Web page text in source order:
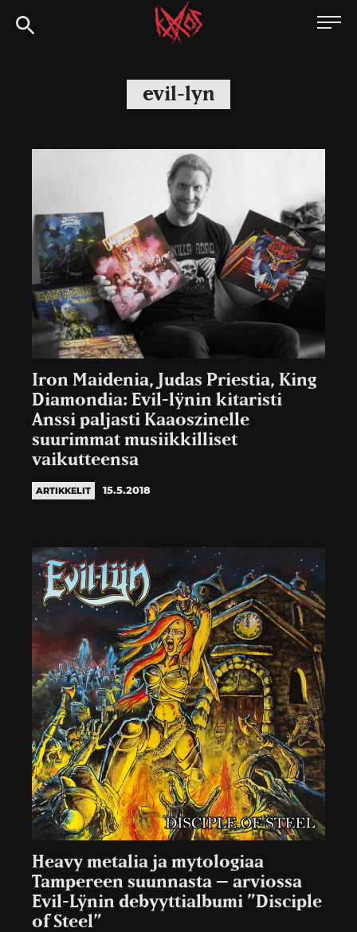
Siirry
suoraan
Kaaoszine
evil-lyn
Iron Maidenia, Judas Priestia, King
Diamondia: Evil-lÿnin kitaristi
Anssi paljasti Kaaoszinelle
suurimmat musiikkilliset
vaikutteensa
ARTIKKELIT 15.5.2018
Heavy metalia ja mytologiaa
Tampereen suunnasta – arviossa
Evil-Lÿnin debyyttialbumi ”Disciple
of Steel”